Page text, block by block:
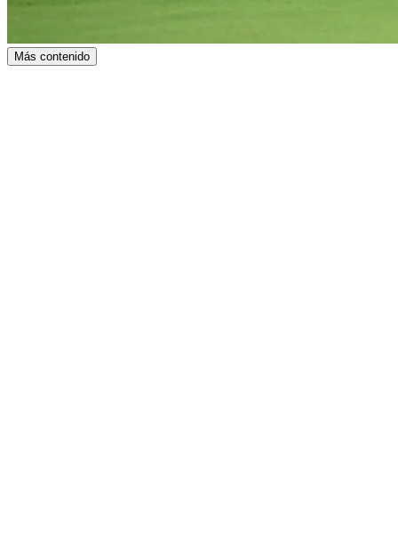
Más contenido